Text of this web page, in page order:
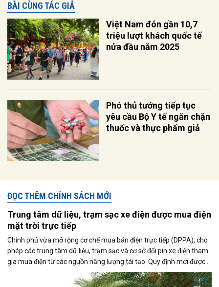
BÀI CÙNG TÁC GIẢ
Việt Nam đón gần 10,7
triệu lượt khách quốc tế
nửa đầu năm 2025
Phó thủ tướng tiếp tục
yêu cầu Bộ Y tế ngăn chặn
thuốc và thực phẩm giả
ĐỌC THÊM CHÍNH SÁCH MỚI
Trung tâm dữ liệu, trạm sạc xe điện được mua điện
mặt trời trực tiếp
Chính phủ vừa mở rộng cơ chế mua bán điện trực tiếp (DPPA), cho
phép các trung tâm dữ liệu, trạm sạc và cơ sở đổi pin xe điện tham
gia mua điện từ các nguồn năng lượng tái tạo. Quy định mới được
kỳ vọng thúc đẩy sử dụng điện xanh, đáp ứng nhu cầu ngày càng
tăng của nền kinh tế số và quá trình điện hóa giao thông.